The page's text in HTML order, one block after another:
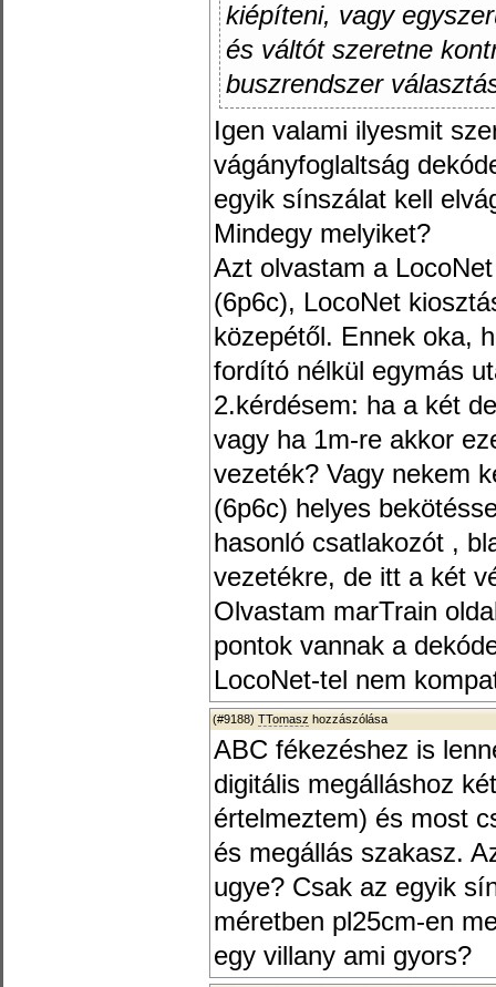
kiépíteni, vagy
és váltót szeretne
buszrendszer
Igen valami ilyesmit
vágányfoglaltság
egyik sínszálat kell
Mindegy melyiket?
Azt olvastam a
(6p6c), LocoNet
közepétől. Ennek oka,
fordító nélkül egymás
2.kérdésem: ha a két
vagy ha 1m-re akkor
vezeték? Vagy nekem
(6p6c) helyes
hasonló csatlakozót ,
vezetékre, de itt a két
Olvastam marTrain
pontok vannak a
LocoNet-tel nem
(#9188) TTomasz hozzászólása
ABC fékezéshez is
digitális megálláshoz
értelmeztem) és most
és megállás szakasz.
ugye? Csak az egyik
méretben pl25cm-en
egy villany ami gyors?